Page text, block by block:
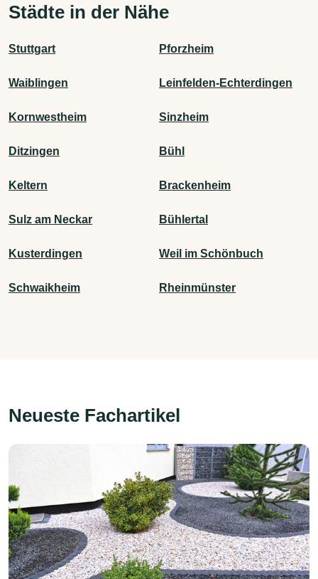
Städte in der Nähe
Stuttgart Pforzheim
Waiblingen Leinfelden-Echterdingen
Kornwestheim Sinzheim
Ditzingen Bühl
Keltern Brackenheim
Sulz am Neckar Bühlertal
Kusterdingen Weil im Schönbuch
Schwaikheim Rheinmünster
Neueste Fachartikel